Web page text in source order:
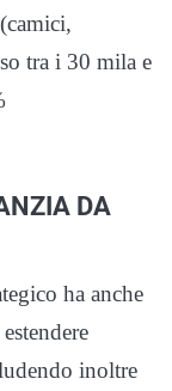
tra i 30 mila e
DA
ha anche
inoltre